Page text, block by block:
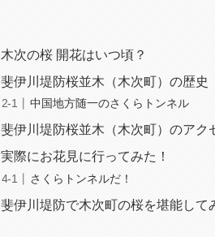
木次の桜 開花はいつ頃？
斐伊川堤防桜並木（木次町）の歴史
中国地方随一のさくらトンネル
斐伊川堤防桜並木（木次町）のアク
実際にお花見に行ってみた！
さくらトンネルだ！
斐伊川堤防で木次町の桜を堪能して